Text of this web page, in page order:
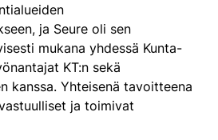
ja Seure oli sen
mukana yhdessä Kunta-
KT:n sekä
kanssa. Yhteisenä tavoitteena
ja toimivat